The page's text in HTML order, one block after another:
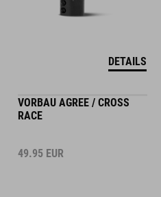
DETAILS
VORBAU AGREE / CROSS
RACE
49.95 EUR